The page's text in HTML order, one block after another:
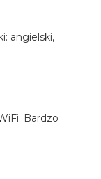
angielski,
Bardzo